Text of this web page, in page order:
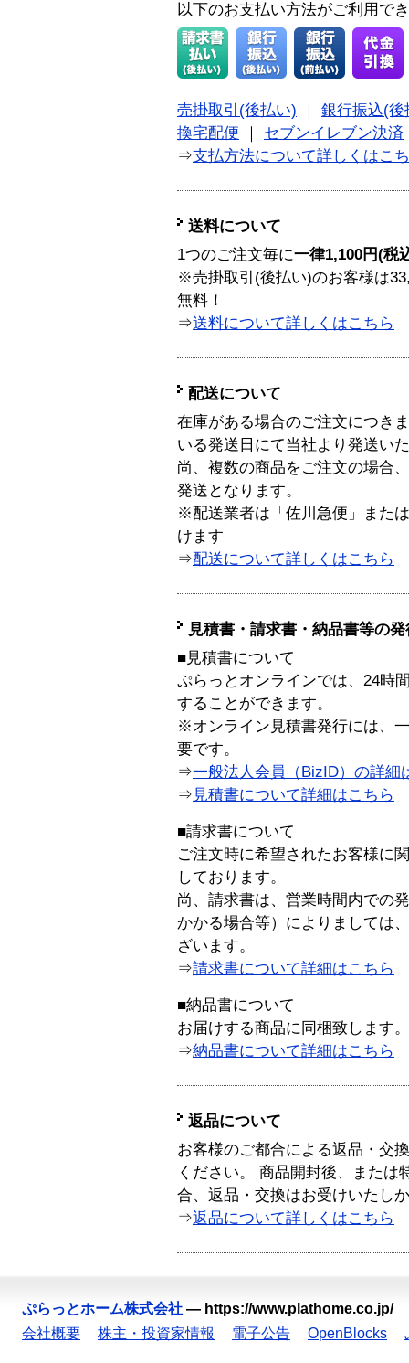
以下のお支払い方法がご利用で
売掛取引(後払い)
銀行振込(後
換宅配便
セブンイレブン決済
⇒支払方法について詳しくはこ
送料について
1つのご注文毎に一律1,100円(税
※売掛取引(後払い)のお客様は
無料！
⇒送料について詳しくはこちら
配送について
在庫がある場合のご注文につき
いる発送日にて当社より発送い
尚、複数の商品をご注文の場合
発送となります。
※配送業者は「佐川急便」また
けます
⇒配送について詳しくはこちら
見積書・請求書・納品書等の
■見積書について
ぷらっとオンラインでは、24時
することができます。
※オンライン見積書発行には、
要です。
⇒一般法人会員（BizID）の詳細
⇒ 見積書について詳細はこちら
■請求書について
ご注文時に希望されたお客様に
しております。
尚、請求書は、営業時間内での
かかる場合等）によりましては
ざいます。
⇒請求書について詳細はこちら
■納品書について
お届けする商品に同梱致します。
⇒納品書について詳細はこちら
返品について
お客様のご都合による返品・交
ください。 商品開封後、または
合、返品・交換はお受けいたし
⇒返品について詳しくはこちら
ぷらっとホーム株式会社 — https://www.plathome.co.jp/
会社概要
株主・投資家情報 電子公告 OpenBlocks